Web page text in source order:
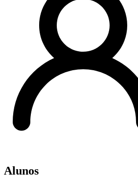
Alunos